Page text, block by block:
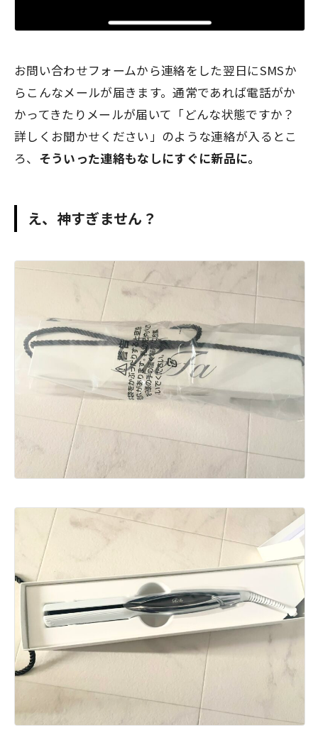
お問い合わせフォームから連絡をした翌日にSMSか
らこんなメールが届きます。通常であれば電話がか
かってきたりメールが届いて「どんな状態ですか？
詳しくお聞かせください」のような連絡が入るとこ
ろ、 そういった連絡もなしにすぐに新品に。
え、神すぎません？